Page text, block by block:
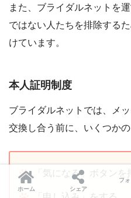
また、ブライダルネットを
ではない人たちを排除する
けています。
本人証明制度
ブライダルネットでは、メ
交換し合う前に、いくつか
「気になる」ボタンを
ホーム シェア
フ